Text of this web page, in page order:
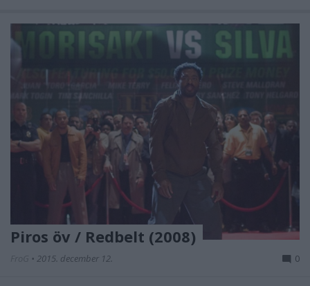
Piros öv / Redbelt (2008)
• 2015. december 12. 0